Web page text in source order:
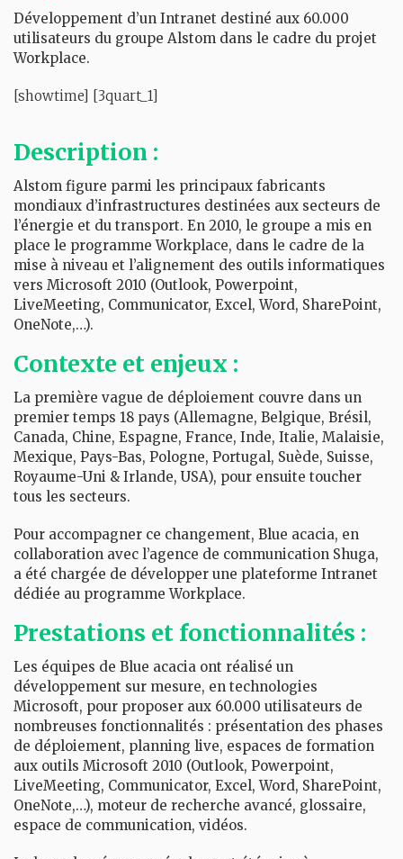
Développement d’un Intranet destiné aux 60.000
utilisateurs du groupe Alstom dans le cadre du projet
Workplace.
[showtime] [3quart_1]
Description :
Alstom figure parmi les principaux fabricants
mondiaux d’infrastructures destinées aux secteurs de
l’énergie et du transport. En 2010, le groupe a mis en
place le programme Workplace, dans le cadre de la
mise à niveau et l’alignement des outils informatiques
vers Microsoft 2010 (Outlook, Powerpoint,
LiveMeeting, Communicator, Excel, Word, SharePoint,
OneNote,…).
Contexte et enjeux :
La première vague de déploiement couvre dans un
premier temps 18 pays (Allemagne, Belgique, Brésil,
Canada, Chine, Espagne, France, Inde, Italie, Malaisie,
Mexique, Pays-Bas, Pologne, Portugal, Suède, Suisse,
Royaume-Uni & Irlande, USA), pour ensuite toucher
tous les secteurs.
Pour accompagner ce changement, Blue acacia, en
collaboration avec l’agence de communication Shuga,
a été chargée de développer une plateforme Intranet
dédiée au programme Workplace.
Prestations et fonctionnalités :
Les équipes de Blue acacia ont réalisé un
développement sur mesure, en technologies
Microsoft, pour proposer aux 60.000 utilisateurs de
nombreuses fonctionnalités : présentation des phases
de déploiement, planning live, espaces de formation
aux outils Microsoft 2010 (Outlook, Powerpoint,
LiveMeeting, Communicator, Excel, Word, SharePoint,
OneNote,…), moteur de recherche avancé, glossaire,
espace de communication, vidéos.